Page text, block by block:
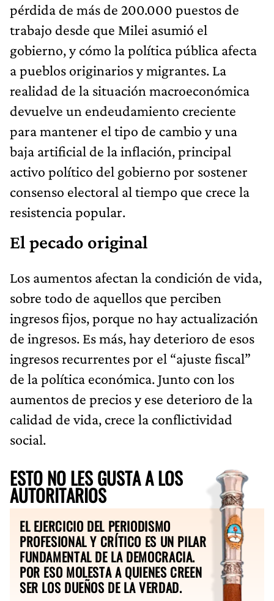
pérdida de más de 200.000 puestos de
trabajo desde que Milei asumió el
gobierno, y cómo la política pública afecta
a pueblos originarios y migrantes. La
realidad de la situación macroeconómica
devuelve un endeudamiento creciente
para mantener el tipo de cambio y una
baja artificial de la inflación, principal
activo político del gobierno por sostener
consenso electoral al tiempo que crece la
resistencia popular.
El pecado original
Los aumentos afectan la condición de vida,
sobre todo de aquellos que perciben
ingresos fijos, porque no hay actualización
de ingresos. Es más, hay deterioro de esos
ingresos recurrentes por el “ajuste fiscal”
de la política económica. Junto con los
aumentos de precios y ese deterioro de la
calidad de vida, crece la conflictividad
social.
ESTO NO LES GUSTA A LOS
AUTORITARIOS
EL EJERCICIO DEL PERIODISMO
PROFESIONAL Y CRÍTICO ES UN PILAR
FUNDAMENTAL DE LA DEMOCRACIA.
POR ESO MOLESTA A QUIENES CREEN
SER LOS DUEÑOS DE LA VERDAD.